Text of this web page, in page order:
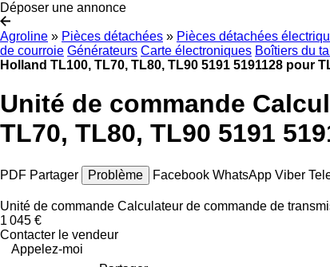
Déposer une annonce
Agroline » Pièces détachées » Pièces détachées
de courroie Générateurs Carte électroniques Boîtiers du
Holland TL100, TL70, TL80, TL90 5191 5191128 pour
Unité de commande
TL70, TL80, TL90 5191
PDF Partager Problème Facebook WhatsApp Viber
Unité de commande Calculateur de commande de
1 045 €
Contacter le vendeur
Appelez-moi